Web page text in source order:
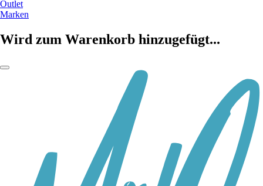
Outlet
Marken
Wird zum Warenkorb hinzugefügt...